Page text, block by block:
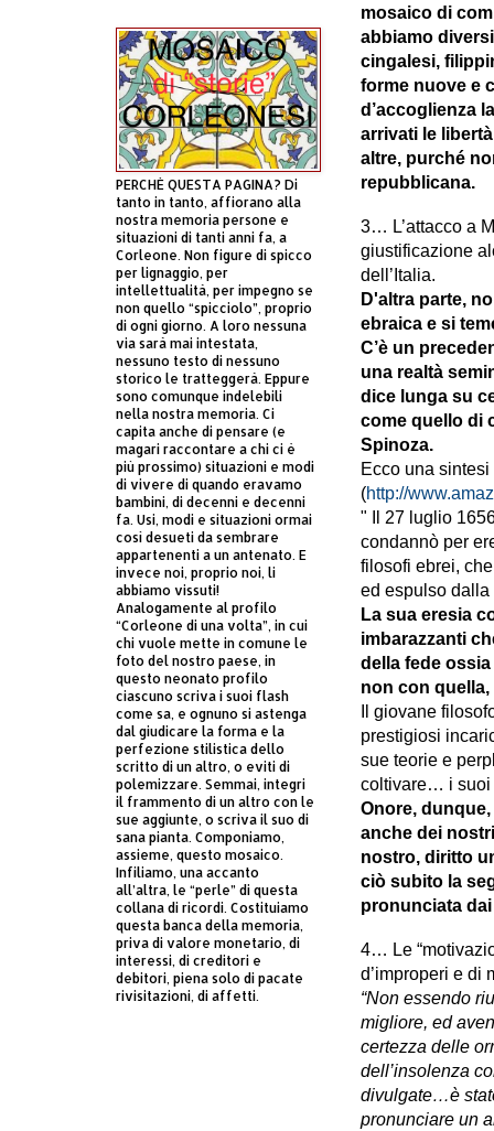
mosaico di
abbiamo
cingalesi,
forme nuove e
d’accoglienza
arrivati le
altre, purché
repubblicana.
3… L’attacco a
giustificazione
dell’Italia.
D'altra parte,
ebraica e si
C’è un
una realtà
dice lunga su
come quello di
Spinoza.
Ecco una
(http://
" Il 27 luglio
condannò per
filosofi ebrei,
ed espulso
La sua eresia
imbarazzanti
della fede
non con
Il giovane
prestigiosi
sue teorie e
coltivare… i suoi
Onore,
anche dei
nostro, diritto
ciò subito la
pronunciata
4… Le
d’improperi e di
“Non essendo
migliore, ed
certezza delle
dell’insolenza
divulgate…è
pronunciare un
PERCHÈ QUESTA PAGINA? Di
tanto in tanto, affiorano alla
nostra memoria persone e
situazioni di tanti anni fa, a
Corleone. Non figure di spicco
per lignaggio, per
intellettualità, per impegno se
non quello “spicciolo”, proprio
di ogni giorno. A loro nessuna
via sarà mai intestata,
nessuno testo di nessuno
storico le tratteggerà. Eppure
sono comunque indelebili
nella nostra memoria. Ci
capita anche di pensare (e
magari raccontare a chi ci è
più prossimo) situazioni e modi
di vivere di quando eravamo
bambini, di decenni e decenni
fa. Usi, modi e situazioni ormai
così desueti da sembrare
appartenenti a un antenato. E
invece noi, proprio noi, li
abbiamo vissuti!
Analogamente al profilo
“Corleone di una volta”, in cui
chi vuole mette in comune le
foto del nostro paese, in
questo neonato profilo
ciascuno scriva i suoi flash
come sa, e ognuno si astenga
dal giudicare la forma e la
perfezione stilistica dello
scritto di un altro, o eviti di
polemizzare. Semmai, integri
il frammento di un altro con le
sue aggiunte, o scriva il suo di
sana pianta. Componiamo,
assieme, questo mosaico.
Infiliamo, una accanto
all’altra, le “perle” di questa
collana di ricordi. Costituiamo
questa banca della memoria,
priva di valore monetario, di
interessi, di creditori e
debitori, piena solo di pacate
rivisitazioni, di affetti.